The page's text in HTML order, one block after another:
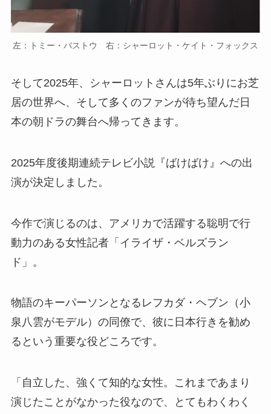
左：トミー・バストウ 右：シャーロット・ケイト・フォックス
そして2025年、シャーロットさんは5年ぶりにお芝
居の世界へ、そして多くのファンが待ち望んだ日
本の朝ドラの舞台へ帰ってきます。
2025年度後期連続テレビ小説『ばけばけ』への出
演が決定しました。
今作で演じるのは、アメリカで活躍する聡明で行
動力のある女性記者「イライザ・ベルズラン
ド」。
物語のキーパーソンとなるレフカダ・ヘブン（小
泉八雲がモデル）の同僚で、彼に日本行きを勧め
るという重要な役どころです。
「自立した、強くて知的な女性。これまであまり
演じたことがなかった役なので、とてもわくわく